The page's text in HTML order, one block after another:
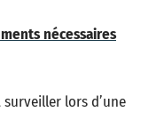
nécessaires
lors d’une